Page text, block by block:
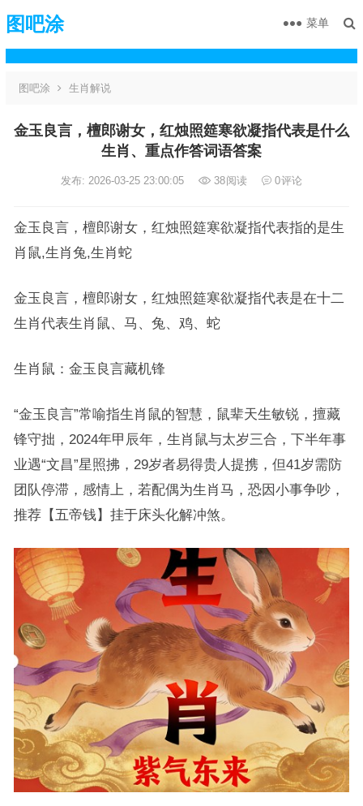
图吧涂 菜单
图吧涂 生肖解说
金玉良言，檀郎谢女，红烛照筵寒欲凝指代表是什么
生肖、重点作答词语答案
发布: 2026-03-25 23:00:05 38阅读 0评论
金玉良言，檀郎谢女，红烛照筵寒欲凝指代表指的是生
肖鼠,生肖兔,生肖蛇
金玉良言，檀郎谢女，红烛照筵寒欲凝指代表是在十二
生肖代表生肖鼠、马、兔、鸡、蛇
生肖鼠：金玉良言藏机锋
“金玉良言”常喻指生肖鼠的智慧，鼠辈天生敏锐，擅藏
锋守拙，2024年甲辰年，生肖鼠与太岁三合，下半年事
业遇“文昌”星照拂，29岁者易得贵人提携，但41岁需防
团队停滞，感情上，若配偶为生肖马，恐因小事争吵，
推荐【五帝钱】挂于床头化解冲煞。